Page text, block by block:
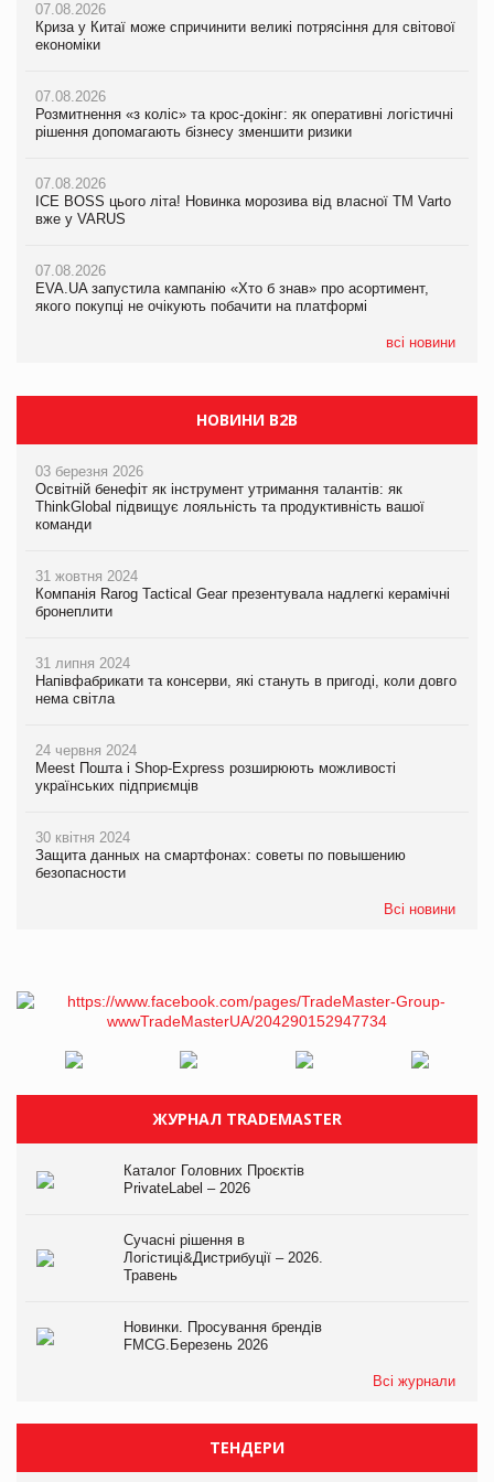
07.08.2026
Криза у Китаї може спричинити великі потрясіння для світової
економіки
07.08.2026
Розмитнення «з коліс» та крос-докінг: як оперативні логістичні
рішення допомагають бізнесу зменшити ризики
07.08.2026
ICE BOSS цього літа! Новинка морозива від власної ТМ Varto
вже у VARUS
07.08.2026
EVA.UA запустила кампанію «Хто б знав» про асортимент,
якого покупці не очікують побачити на платформі
всі новини
07.08.2026
Криза у Китаї може спричинити великі потрясіння для світової
економіки
07.08.2026
Розмитнення «з коліс» та крос-докінг: як оперативні логістичні
рішення допомагають бізнесу зменшити ризики
07.08.2026
ICE BOSS цього літа! Новинка морозива від власної ТМ Varto
вже у VARUS
07.08.2026
EVA.UA запустила кампанію «Хто б знав» про асортимент,
якого покупці не очікують побачити на платформі
07.08.2026
Криза у Китаї може спричинити великі потрясіння для світової
економіки
07.08.2026
Kraft Heinz скоротила збиток у першому півріччі
Продажі Hugo Boss впали на 9%
НОВИНИ B2B
03 березня 2026
Освітній бенефіт як інструмент утримання талантів: як
ThinkGlobal підвищує лояльність та продуктивність вашої
команди
31 жовтня 2024
Компанія Rarog Tactical Gear презентувала надлегкі керамічні
бронеплити
31 липня 2024
Напівфабрикати та консерви, які стануть в пригоді, коли довго
нема світла
24 червня 2024
Meest Пошта і Shop-Express розширюють можливості
українських підприємців
30 квітня 2024
Защита данных на смартфонах: советы по повышению
безопасности
Всі новини
ЖУРНАЛ TRADEMASTER
Каталог Головних Проєктів
PrivateLabel – 2026
Сучасні рішення в
Логістиці&Дистрибуції – 2026.
Травень
Новинки. Просування брендів
FMCG.Березень 2026
Всі журнали
ТЕНДЕРИ